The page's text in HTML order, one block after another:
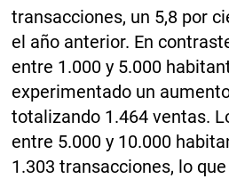
transacciones, un 5,8 por
el año anterior. En
entre 1.000 y 5.000
experimentado un
totalizando 1.464 ventas.
entre 5.000 y 10.000
1.303 transacciones, lo